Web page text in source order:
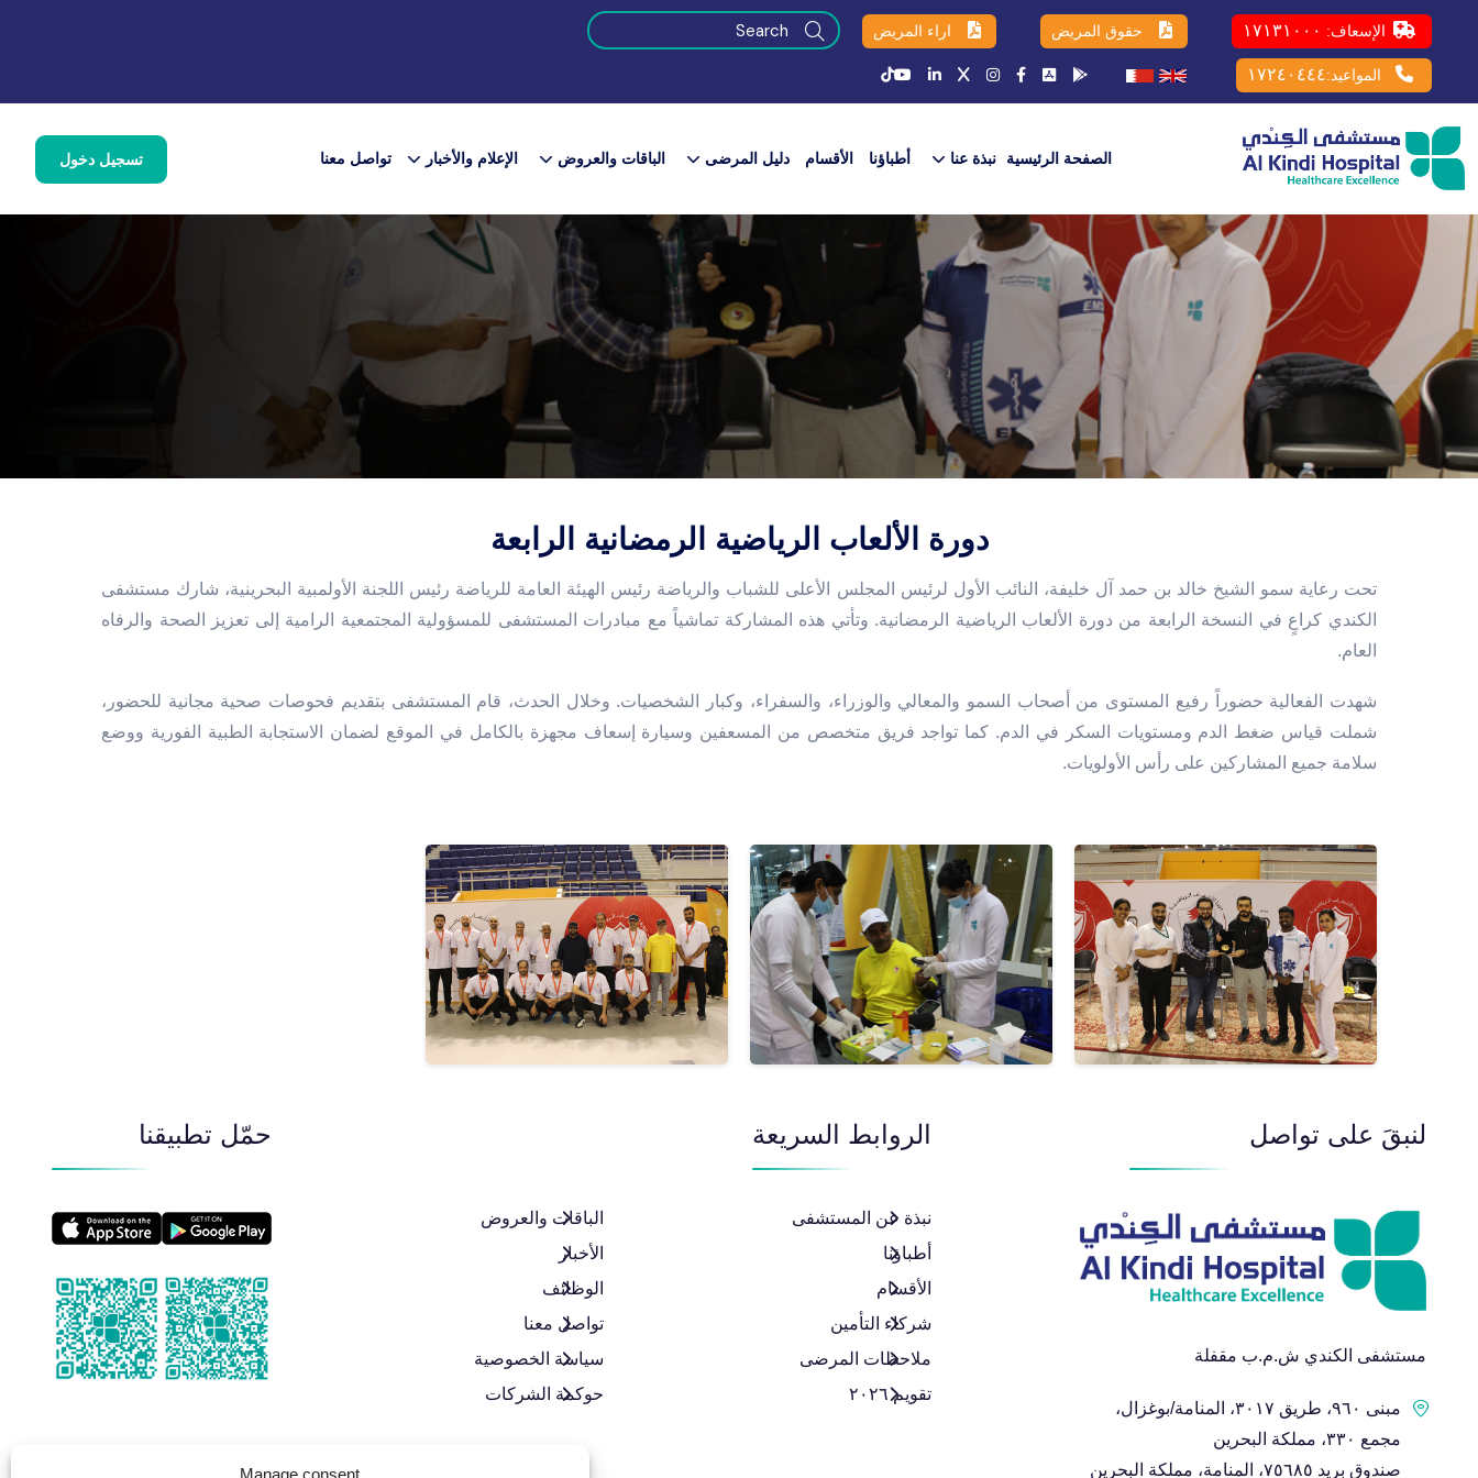
Manage consent
الإسعاف: ١٧١٣١٠٠٠ حقوق المريض اراء المريض
المواعيد:١٧٢٤٠٤٤٤
الصفحة الرئيسية نبذة عنا أطباؤنا الأقسام دليل المرضى الباقات والعروض​ الإعلام والأخبار تواصل معنا تسجيل دخول
دورة الألعاب الرياضية الرمضانية الرابعة
تحت رعاية سمو الشيخ خالد بن حمد آل خليفة، النائب الأول لرئيس المجلس الأعلى للشباب والرياضة رئيس الهيئة العامة للرياضة رئيس اللجنة الأولمبية البحرينية، شارك مستشفى
الكندي كراعٍ في النسخة الرابعة من دورة الألعاب الرياضية الرمضانية. وتأتي هذه المشاركة تماشياً مع مبادرات المستشفى للمسؤولية المجتمعية الرامية إلى تعزيز الصحة والرفاه
العام.
شهدت الفعالية حضوراً رفيع المستوى من أصحاب السمو والمعالي والوزراء، والسفراء، وكبار الشخصيات. وخلال الحدث، قام المستشفى بتقديم فحوصات صحية مجانية للحضور،
شملت قياس ضغط الدم ومستويات السكر في الدم. كما تواجد فريق متخصص من المسعفين وسيارة إسعاف مجهزة بالكامل في الموقع لضمان الاستجابة الطبية الفورية ووضع
سلامة جميع المشاركين على رأس الأولويات.
لنبقَ على تواصل
مستشفى الكندي ش.م.ب مقفلة
مبنى ٩٦٠، طريق ٣٠١٧، المنامة/بوغزال،
مجمع ٣٣٠، مملكة البحرين
صندوق بريد ٧٥٦٨٥، المنامة، مملكة البحرين
الروابط السريعة
نبذة عن المستشفى
أطباؤنا
الأقسام
شركاء التأمين
ملاحظات المرضى
تقويم ٢٠٢٦
الباقات والعروض​
الأخبار
الوظائف
تواصل معنا
سياسة الخصوصية
حوكمة الشركات
حمّل تطبيقنا